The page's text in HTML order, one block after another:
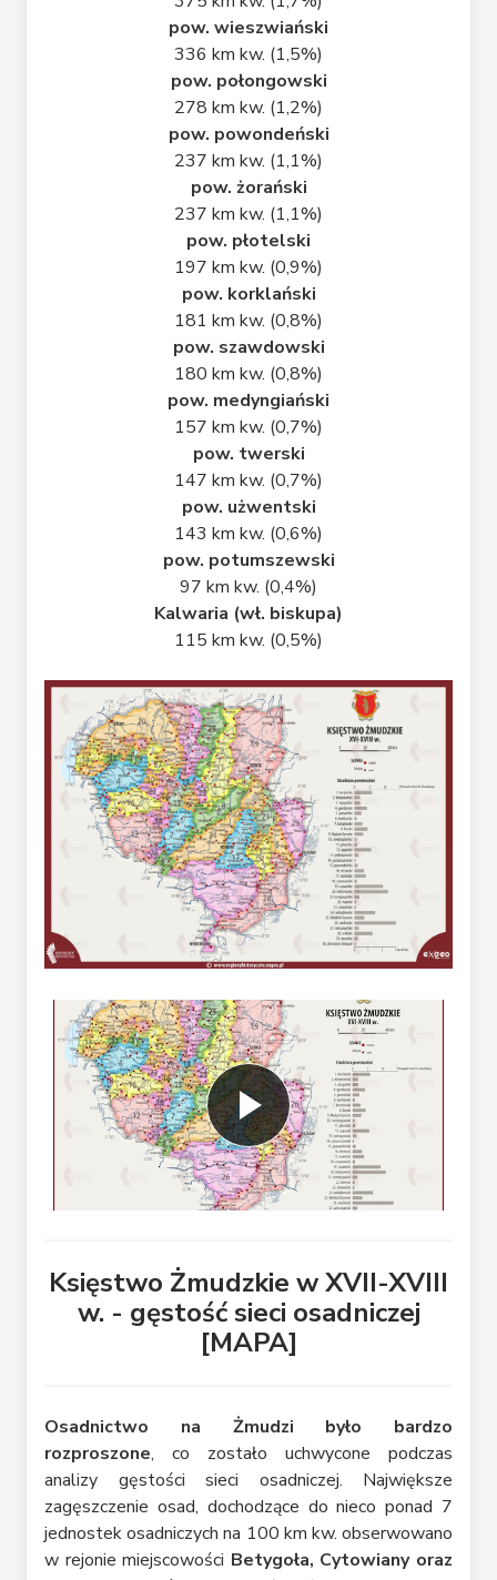
pow. wieszwiański
336 km kw. (1,5%)
pow. połongowski
278 km kw. (1,2%)
pow. powondeński
237 km kw. (1,1%)
pow. żorański
237 km kw. (1,1%)
pow. płotelski
197 km kw. (0,9%)
pow. korklański
181 km kw. (0,8%)
pow. szawdowski
180 km kw. (0,8%)
pow. medyngiański
157 km kw. (0,7%)
pow. twerski
147 km kw. (0,7%)
pow. użwentski
143 km kw. (0,6%)
pow. potumszewski
97 km kw. (0,4%)
Kalwaria (wł. biskupa)
115 km kw. (0,5%)
Księstwo Żmudzkie w XVII-XVIII
w. - gęstość sieci osadniczej
[MAPA]
Osadnictwo na Żmudzi było bardzo
rozproszone, co zostało uchwycone podczas
analizy gęstości sieci osadniczej. Największe
zagęszczenie osad, dochodzące do nieco ponad 7
jednostek osadniczych na 100 km kw. obserwowano
w rejonie miejscowości Betygoła, Cytowiany oraz